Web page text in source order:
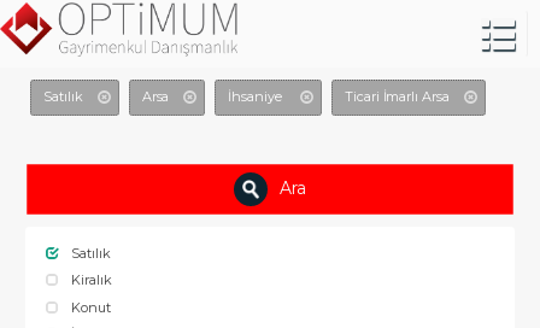
Satılık Arsa İhsaniye Ticari İmarlı Arsa
Ara
Satılık
Kiralık
Konut